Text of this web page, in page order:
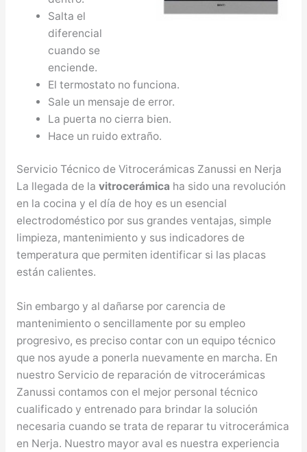
Salta el
diferencial
cuando se
enciende.
El termostato no funciona.
Sale un mensaje de error.
La puerta no cierra bien.
Hace un ruido extraño.
Servicio Técnico de Vitrocerámicas Zanussi en Nerja
La llegada de la vitrocerámica ha sido una revolución
en la cocina y el día de hoy es un esencial
electrodoméstico por sus grandes ventajas, simple
limpieza, mantenimiento y sus indicadores de
temperatura que permiten identificar si las placas
están calientes.
Sin embargo y al dañarse por carencia de
mantenimiento o sencillamente por su empleo
progresivo, es preciso contar con un equipo técnico
que nos ayude a ponerla nuevamente en marcha. En
nuestro Servicio de reparación de vitrocerámicas
Zanussi contamos con el mejor personal técnico
cualificado y entrenado para brindar la solución
necesaria cuando se trata de reparar tu vitrocerámica
en Nerja. Nuestro mayor aval es nuestra experiencia